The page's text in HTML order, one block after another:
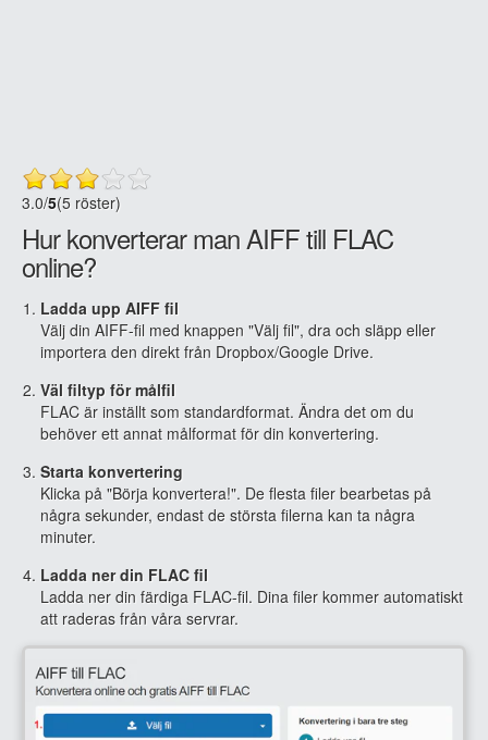
3.0/5(5 röster)
Hur konverterar man AIFF till FLAC
online?
Ladda upp AIFF fil
Välj din AIFF-fil med knappen "Välj fil", dra och släpp eller
importera den direkt från Dropbox/Google Drive.
Väl filtyp för målfil
FLAC är inställt som standardformat. Ändra det om du
behöver ett annat målformat för din konvertering.
Starta konvertering
Klicka på "Börja konvertera!". De flesta filer bearbetas på
några sekunder, endast de största filerna kan ta några
minuter.
Ladda ner din FLAC fil
Ladda ner din färdiga FLAC-fil. Dina filer kommer automatiskt
att raderas från våra servrar.